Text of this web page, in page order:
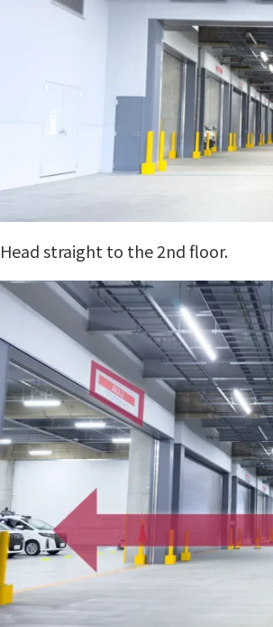
Head straight to the 2nd floor.